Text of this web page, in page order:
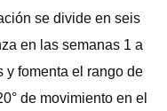
se divide en seis
en las semanas 1 a
y fomenta el rango de
de movimiento en el